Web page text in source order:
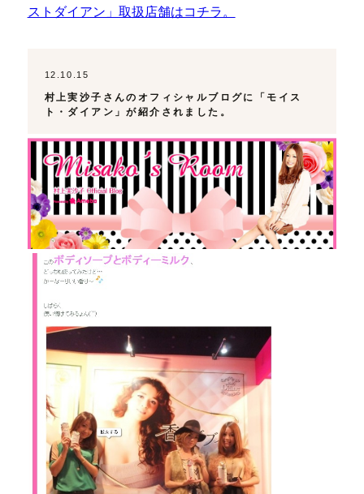
ストダイアン」取扱店舗はコチラ。
12.10.15
村上実沙子さんのオフィシャルブログに「モイス
ト・ダイアン」が紹介されました。